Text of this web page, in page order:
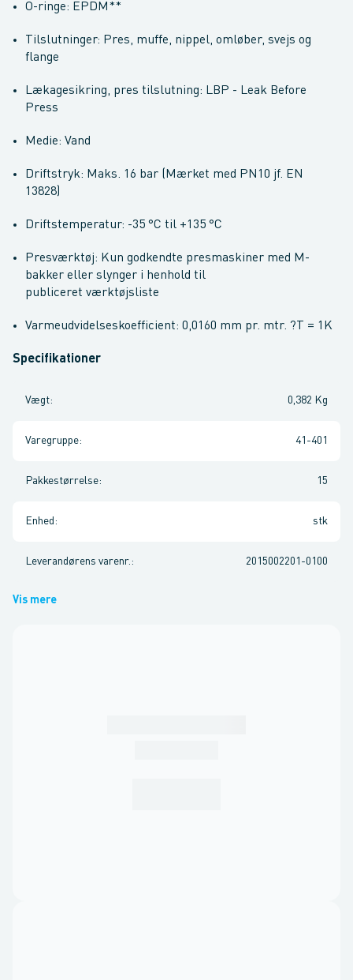
O-ringe: EPDM**
Tilslutninger: Pres, muffe, nippel, omløber, svejs og
flange
Lækagesikring, pres tilslutning: LBP - Leak Before
Press
Medie: Vand
Driftstryk: Maks. 16 bar (Mærket med PN10 jf. EN
13828)
Driftstemperatur: -35 °C til +135 °C
Presværktøj: Kun godkendte presmaskiner med M-
bakker eller slynger i henhold til
publiceret værktøjsliste
Varmeudvidelseskoefficient: 0,0160 mm pr. mtr. ?T = 1K
Specifikationer
Vægt: 0,382 Kg
Varegruppe: 41-401
Pakkestørrelse: 15
Enhed : stk
Leverandørens varenr. : 2015002201-0100
Vis mere